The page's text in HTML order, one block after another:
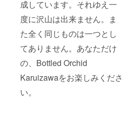
成しています。それゆえ一
度に沢山は出来ません。ま
た全く同じものは一つとし
てありません。あなただけ
の、Bottled Orchid
Karuizawaをお楽しみくださ
い。